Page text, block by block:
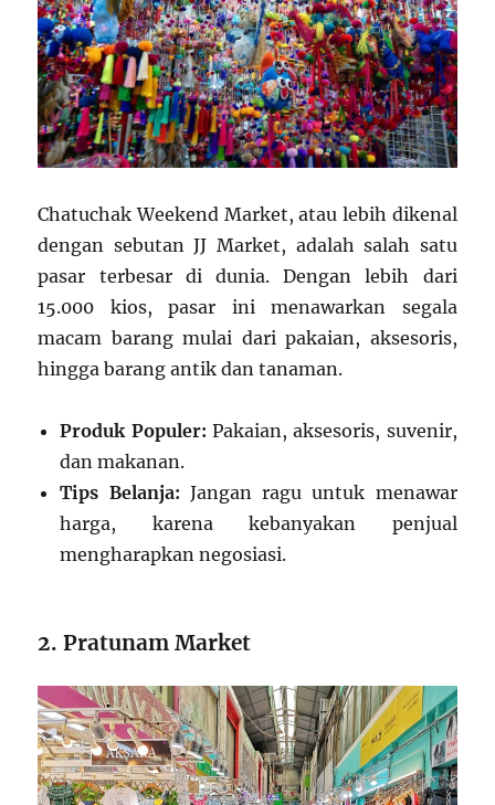
Chatuchak Weekend Market, atau lebih dikenal
dengan sebutan JJ Market, adalah salah satu
pasar terbesar di dunia. Dengan lebih dari
15.000 kios, pasar ini menawarkan segala
macam barang mulai dari pakaian, aksesoris,
hingga barang antik dan tanaman.
Produk Populer: Pakaian, aksesoris, suvenir,
dan makanan.
Tips Belanja: Jangan ragu untuk menawar
harga, karena kebanyakan penjual
mengharapkan negosiasi.
2. Pratunam Market